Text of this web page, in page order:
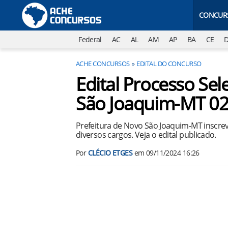
Federal AC AL AM AP BA CE
ACHE CONCURSOS EDITAL DO CONCURSO
Edital Processo
São Joaquim-MT
Prefeitura de Novo São Joaquim-MT
diversos cargos. Veja o edital publicado.
PorCLÉCIO ETGESem 09/11/2024 16:26